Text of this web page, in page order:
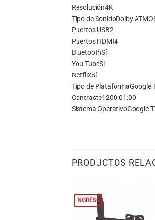
Resolución4K
Tipo de SonidoDolby
Puertos USB2
Puertos HDMI4
BluetoothSí
You TubeSí
NetflixSí
Tipo de PlataformaGoogle
Contraste1200:01:00
Sistema OperativoGoogle
PRODUCTOS
INGRESO